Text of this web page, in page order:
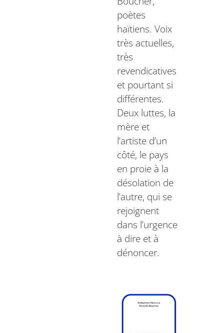
poètes
haïtiens. Voix
très actuelles,
très
revendicatives
et pourtant si
différentes.
Deux luttes, la
mère et
l’artiste d’un
côté, le pays
en proie à la
désolation de
l’autre, qui se
rejoignent
dans l’urgence
à dire et à
dénoncer.